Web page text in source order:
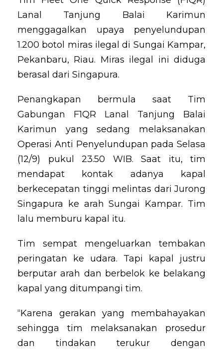
Lanal Tanjung Balai Karimun
menggagalkan upaya penyelundupan
1.200 botol miras ilegal di Sungai Kampar,
Pekanbaru, Riau. Miras ilegal ini diduga
berasal dari Singapura.
Penangkapan bermula saat Tim
Gabungan F1QR Lanal Tanjung Balai
Karimun yang sedang melaksanakan
Operasi Anti Penyelundupan pada Selasa
(12/9) pukul 23.50 WIB. Saat itu, tim
mendapat kontak adanya kapal
berkecepatan tinggi melintas dari Jurong
Singapura ke arah Sungai Kampar. Tim
lalu memburu kapal itu.
Tim sempat mengeluarkan tembakan
peringatan ke udara. Tapi kapal justru
berputar arah dan berbelok ke belakang
kapal yang ditumpangi tim.
“Karena gerakan yang membahayakan
sehingga tim melaksanakan prosedur
dan tindakan terukur dengan